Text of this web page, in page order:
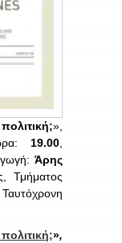
»,
19.00
Άρης
Τμήματος
»,